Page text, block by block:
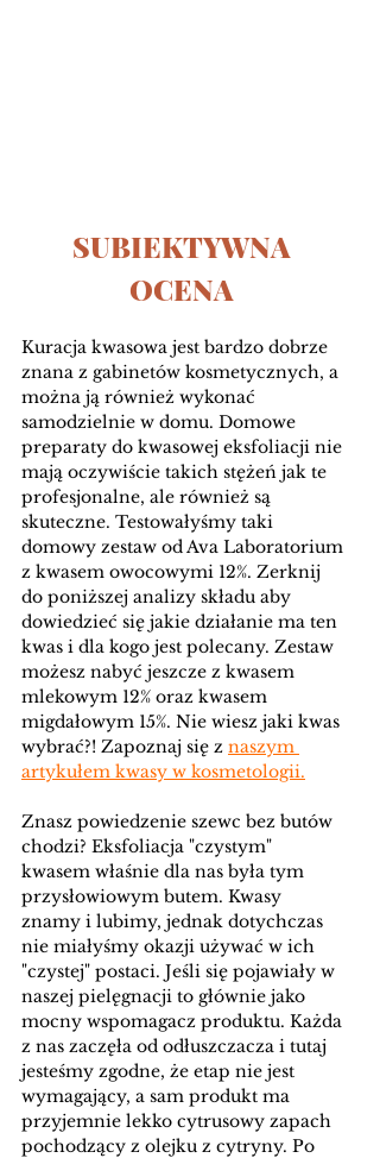
SUBIEKTYWNA
OCENA
Kuracja kwasowa jest bardzo dobrze
znana z gabinetów kosmetycznych, a
można ją również wykonać
samodzielnie w domu. Domowe
preparaty do kwasowej eksfoliacji nie
mają oczywiście takich stężeń jak te
profesjonalne, ale również są
skuteczne. Testowałyśmy taki
domowy zestaw od Ava Laboratorium
z kwasem owocowymi 12%. Zerknij
do poniższej analizy składu aby
dowiedzieć się jakie działanie ma ten
kwas i dla kogo jest polecany. Zestaw
możesz nabyć jeszcze z kwasem
mlekowym 12% oraz kwasem
migdałowym 15%. Nie wiesz jaki kwas
wybrać?! Zapoznaj się z naszym
artykułem kwasy w kosmetologii.
Znasz powiedzenie szewc bez butów
chodzi? Eksfoliacja "czystym"
kwasem właśnie dla nas była tym
przysłowiowym butem. Kwasy
znamy i lubimy, jednak dotychczas
nie miałyśmy okazji używać w ich
"czystej" postaci. Jeśli się pojawiały w
naszej pielęgnacji to głównie jako
mocny wspomagacz produktu. Każda
z nas zaczęła od odłuszczacza i tutaj
jesteśmy zgodne, że etap nie jest
wymagający, a sam produkt ma
przyjemnie lekko cytrusowy zapach
pochodzący z olejku z cytryny. Po